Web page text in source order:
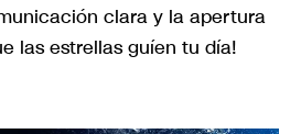
clara y la apertura
las estrellas guíen tu día!